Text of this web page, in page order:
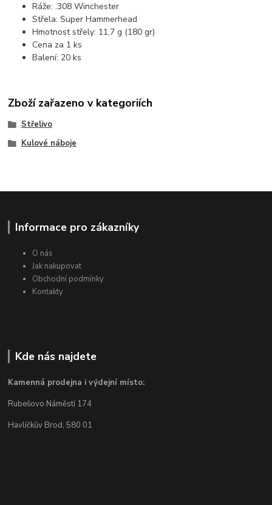
Ráže: .308 Winchester
Střela: Super Hammerhead
Hmotnost střely: 11,7 g (180 gr)
Cena za 1 ks
Balení: 20 ks
Zboží zařazeno v kategoriích
Střelivo
Kulové náboje
Informace pro zákazníky
O nás
Jak nakupovat
Obchodní podmínky
Kontakty
Kde nás najdete
Kamenná prodejna i výdejní místo:
Rubešovo Náměstí 174
Havlíčkův Brod, 580 01